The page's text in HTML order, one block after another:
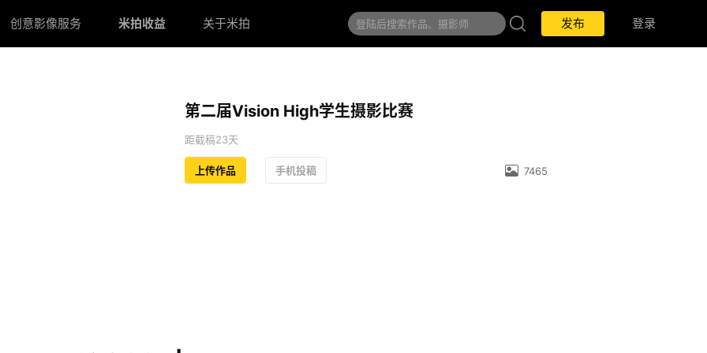
创意影像服务 米拍收益 关于米拍 发布 登录
第二届Vision High学生摄影比赛
距截稿23天
上传作品 手机投稿 7465